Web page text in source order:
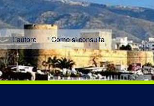
L’autore Come si consulta